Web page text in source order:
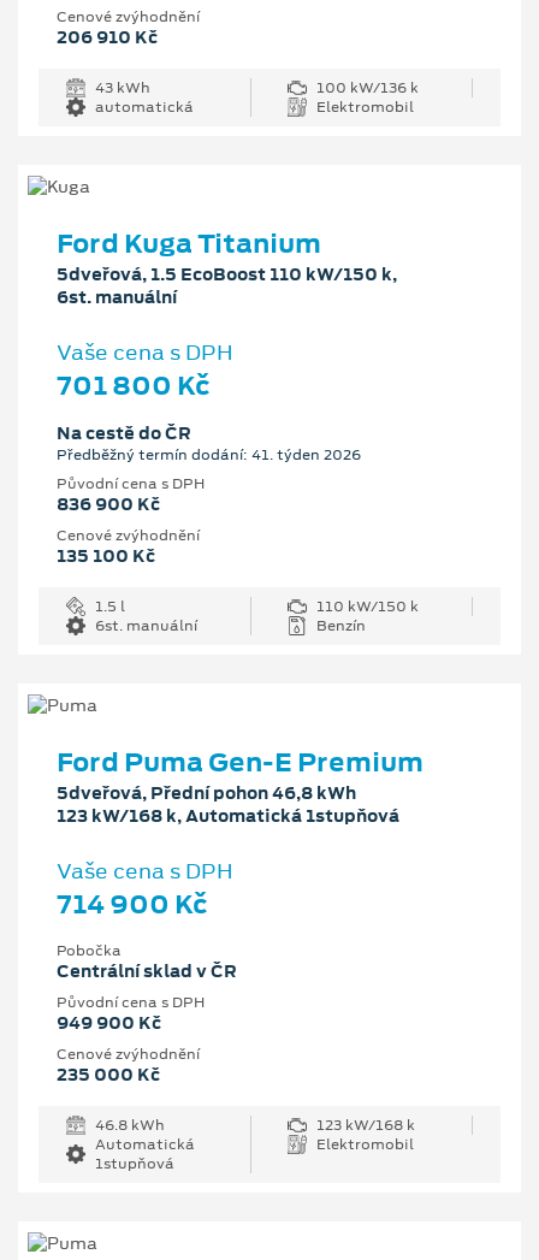
Cenové zvýhodnění
206 910 Kč
43 kWh
100 kW/136 k
automatická
Elektromobil
Ford Kuga Titanium
5dveřová, 1.5 EcoBoost 110 kW/150 k,
6st. manuální
Vaše cena s DPH
701 800 Kč
Na cestě do ČR
Předběžný termín dodání: 41. týden 2026
Původní cena s DPH
836 900 Kč
Cenové zvýhodnění
135 100 Kč
1.5 l
110 kW/150 k
6st. manuální
Benzín
Ford Puma Gen-E Premium
5dveřová, Přední pohon 46,8 kWh
123 kW/168 k, Automatická 1stupňová
Vaše cena s DPH
714 900 Kč
Pobočka
Centrální sklad v ČR
Původní cena s DPH
949 900 Kč
Cenové zvýhodnění
235 000 Kč
46.8 kWh
123 kW/168 k
Automatická
1stupňová
Elektromobil